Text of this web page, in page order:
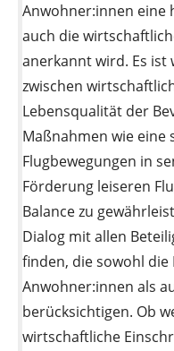
Anwohner:innen eine
auch die
anerkannt wird. Es ist
zwischen
Lebensqualität der
Maßnahmen wie eine
Flugbewegungen in
Förderung leiseren
Balance zu
Dialog mit allen
finden, die sowohl
Anwohner:innen als
berücksichtigen. Ob
wirtschaftliche